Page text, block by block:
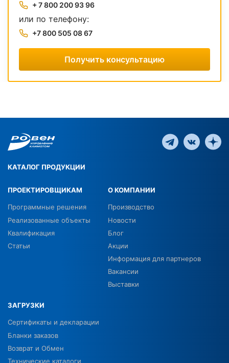
+ 7 800 200 93 96
или по телефону:
+7 800 505 08 67
Получить консультацию
КАТАЛОГ ПРОДУКЦИИ
ПРОЕКТИРОВЩИКАМ
Программные решения
Реализованные объекты
Квалификация
Статьи
О КОМПАНИИ
Производство
Новости
Блог
Акции
Информация для партнеров
Вакансии
Выставки
ЗАГРУЗКИ
Сертификаты и декларации
Бланки заказов
Возврат и Обмен
Технические каталоги